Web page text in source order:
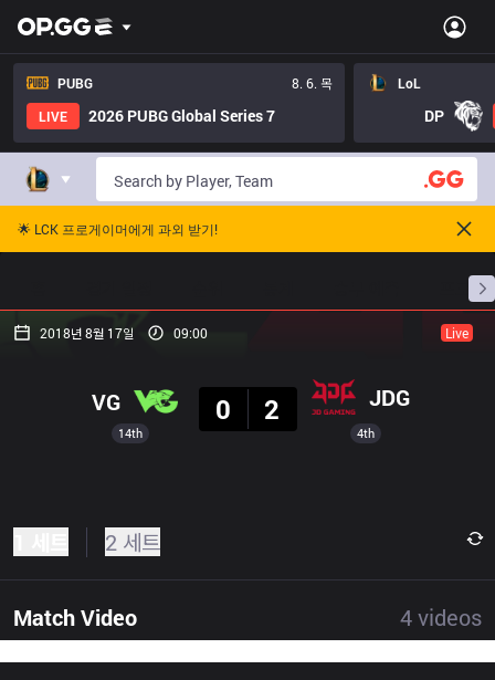
PUBG
8. 6. 목
LIVE
2026 PUBG Global Series 7
LoL
DP
🌟 LCK 프로게이머에게 과외 받기!
프로빌
2018년 8월 17일 09:00 Live
14th
VG
0
2 JDG
4th
2 세트
Match Video 4videos